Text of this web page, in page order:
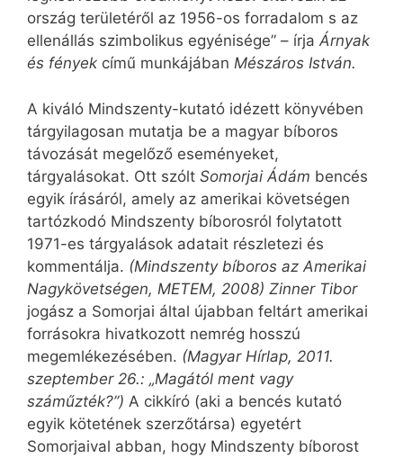
ország területéről az 1956-os forradalom s az
ellenállás szimbolikus egyénisége” – írja Árnyak
és fények című munkájában Mészáros István.
A kiváló Mindszenty-kutató idézett könyvében
tárgyilagosan mutatja be a magyar bíboros
távozását megelőző eseményeket,
tárgyalásokat. Ott szólt Somorjai Ádám bencés
egyik írásáról, amely az amerikai követségen
tartózkodó Mindszenty bíborosról folytatott
1971-es tárgyalások adatait részletezi és
kommentálja. (Mindszenty bíboros az Amerikai
Nagykövetségen, METEM, 2008) Zinner Tibor
jogász a Somorjai által újabban feltárt amerikai
forrásokra hivatkozott nemrég hosszú
megemlékezésében. (Magyar Hírlap, 2011.
szeptember 26.: „Magától ment vagy
száműzték?”) A cikkíró (aki a bencés kutató
egyik kötetének szerzőtársa) egyetért
Somorjaival abban, hogy Mindszenty bíborost